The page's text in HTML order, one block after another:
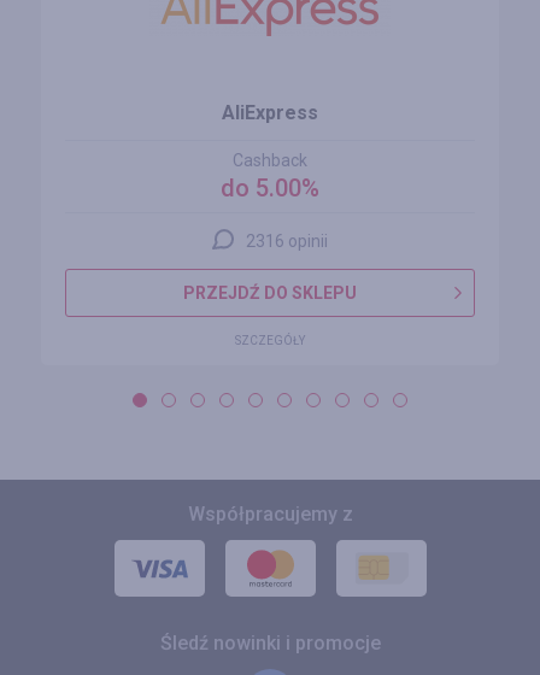
AliExpress
Cashback
do 5.00%
2316 opinii
PRZEJDŹ DO SKLEPU
SZCZEGÓŁY
Współpracujemy z
Śledź nowinki i promocje